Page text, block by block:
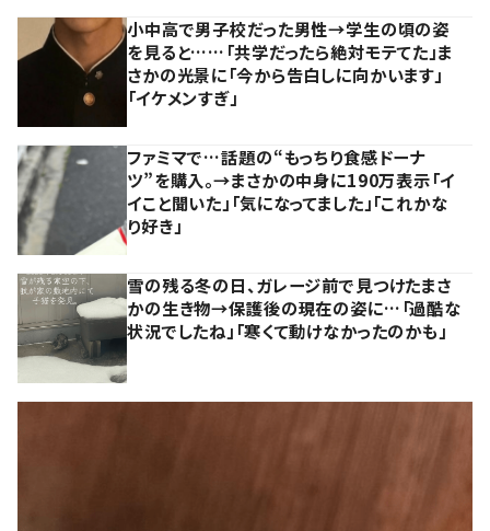
小中高で男子校だった男性→学生の頃の姿
を見ると……「共学だったら絶対モテてた」ま
さかの光景に「今から告白しに向かいます」
「イケメンすぎ」
ファミマで…話題の“もっちり食感ドーナ
ツ”を購入。→まさかの中身に190万表示「イ
イこと聞いた」「気になってました」「これかな
り好き」
雪の残る冬の日、ガレージ前で見つけたまさ
かの生き物→保護後の現在の姿に…「過酷な
状況でしたね」「寒くて動けなかったのかも」